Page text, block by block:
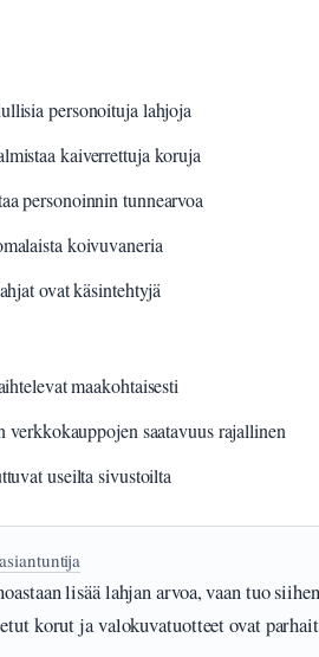
personoituja lahjoja
kaiverrettuja koruja
personoinnin tunnearvoa
koivuvaneria
ovat käsintehtyjä
maakohtaisesti
verkkokauppojen saatavuus rajallinen
useilta sivustoilta
lisää lahjan arvoa, vaan tuo
korut ja valokuvatuotteet ovat